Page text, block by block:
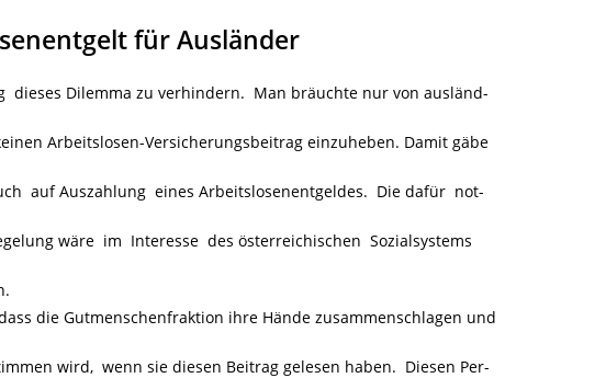
für Ausländer
dieses Dilemma zu verhindern. Man bräuchte nur von ausländ-
Arbeitslosen-Versicherungsbeitrag einzuheben. Damit gäbe
auf Auszahlung eines Arbeitslosenentgeldes. Die dafür not-
wäre im Interesse des österreichischen Sozialsystems
die Gutmenschenfraktion ihre Hände zusammenschlagen und
wird, wenn sie diesen Beitrag gelesen haben. Diesen Per-